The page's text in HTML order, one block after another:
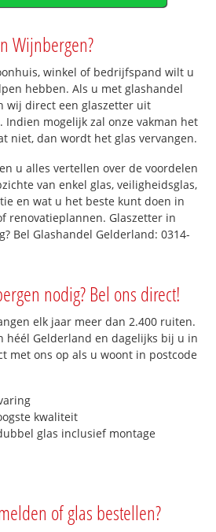
Wijnbergen?
winkel of bedrijfspand wilt u
hebben. Als u met glashandel
wij direct een glaszetter uit
Indien mogelijk zal onze vakman het
niet, dan wordt het glas vervangen.
u alles vertellen over de voordelen
van enkel glas, veiligheidsglas,
en wat u het beste kunt doen in
renovatieplannen. Glaszetter in
Bel Glashandel Gelderland: 0314-
nodig? Bel ons direct!
elk jaar meer dan 2.400 ruiten.
héél Gelderland en dagelijks bij u in
met ons op als u woont in postcode
kwaliteit
glas inclusief montage
of glas bestellen?